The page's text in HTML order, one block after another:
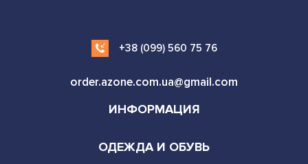
+38 (099) 560 75 76
order.azone.com.ua@gmail.com
ИНФОРМАЦИЯ
ОДЕЖДА И ОБУВЬ